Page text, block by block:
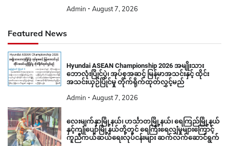
Admin August 7, 2026
Featured News
Hyundai ASEAN Championship 2026 အမျိုးသား
ဘောလုံးပြိုင်ပွဲ၊ အုပ်စုအဆင့် မြန်မာအသင်းနှင့် ထိုင်း
အသင်းယှဉ်ပြိုင်မှု တိုက်ရိုက်ထုတ်လွှင့်မည်
Admin August 7, 2026
လေးမျက်နှာမြို့နယ်၊ ဟင်္သာတမြို့နယ်၊ ရေကြည်မြို့နယ်
နှင့်ကျုံပျော်မြို့နယ်တို့တွင် ရေကြီးရေလျှံမှုများကြောင့်
ကူညီကယ်ဆယ်ရေးလုပ်ငန်းများ ဆက်လက်ဆောင်ရွက်